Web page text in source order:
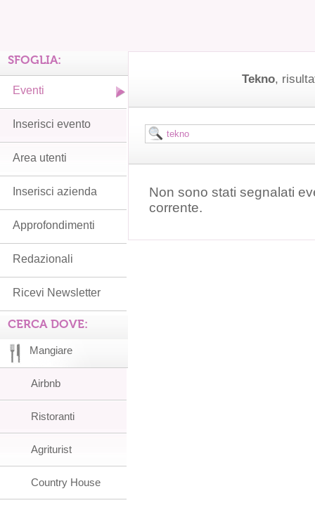
Tekno,
Non sono stati segnalati
corrente.
SFOGLIA:
Eventi
Inserisci evento
Area utenti
Inserisci azienda
Approfondimenti
Redazionali
Ricevi Newsletter
CERCA DOVE:
Mangiare
Airbnb
Ristoranti
Agriturist
Country House